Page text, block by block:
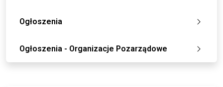
Ogłoszenia
Ogłoszenia - Organizacje Pozarządowe